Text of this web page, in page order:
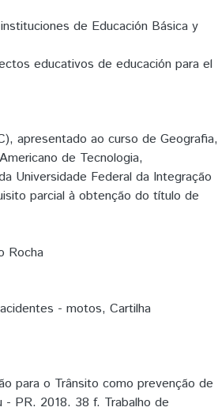
de Educación Básica y
educativos de educación para el
apresentado ao curso de Geografia,
de Tecnologia,
Universidade Federal da Integração
parcial à obtenção do título de
Rocha
- motos, Cartilha
para o Trânsito como prevenção de
PR. 2018. 38 f. Trabalho de